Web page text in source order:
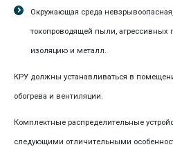
Окружающая среда
токопроводящей пыли, агрессивных
изоляцию и металл.
КРУ должны устанавливаться в
обогрева и вентиляции.
Комплектные распределительные
следующими отличительными